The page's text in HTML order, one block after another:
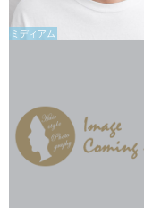
ミディアム